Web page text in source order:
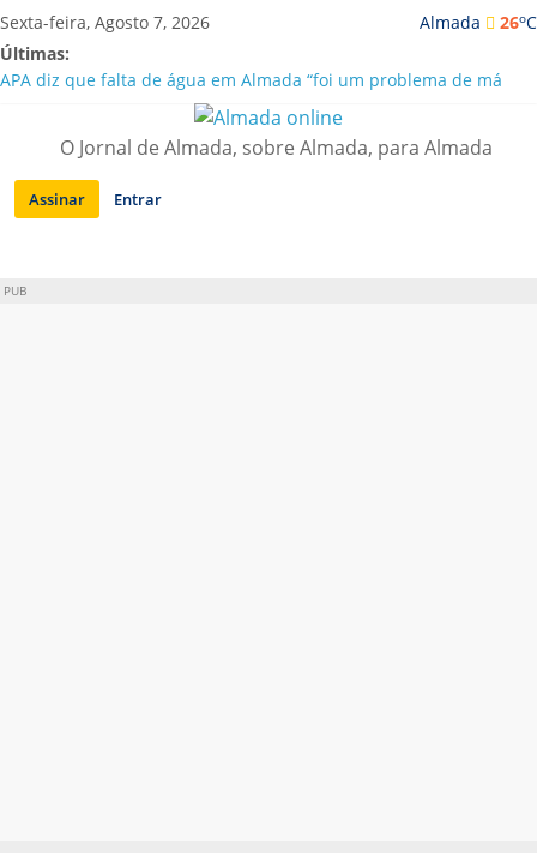
Saltar
para
conteúdo
Almada 26oC
Sexta-feira, Agosto 7, 2026
Últimas:
APA diz que falta de água em Almada “foi um problema de má
Laranjeiro | Cultura pop asiática invade a Casa Amarela
Ponte 25 de Abril celebra 60 anos com programa cultural entre
Lisboa e Almada
Situação de alerta em Almada renovada até final de Agosto
O Jornal de Almada, sobre Almada, para Almada
Assinar Entrar
PUB